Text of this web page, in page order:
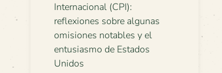
Internacional (CPI):
reflexiones sobre algunas
omisiones notables y el
entusiasmo de Estados
Unidos